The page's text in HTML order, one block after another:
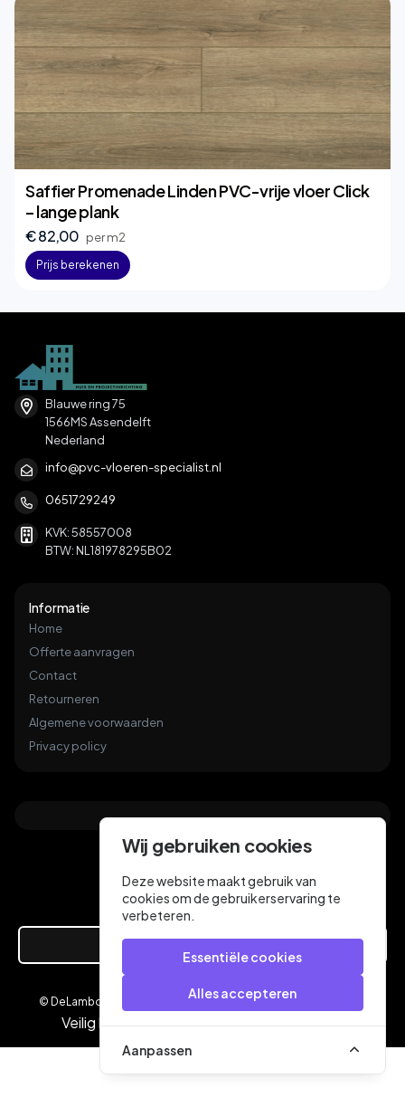
Saffier Promenade Linden PVC-vrije vloer Click
– lange plank
€ 82,00 per m2
Prijs berekenen
Blauwe ring 75
1566MS Assendelft
Nederland
info@pvc-vloeren-specialist.nl
0651729249
KVK: 58557008
BTW: NL181978295B02
Informatie
Home
Offerte aanvragen
Contact
Retourneren
Algemene voorwaarden
Privacy policy
Hier de overeenkomst ontbinden
© DeLamboyVloeren.nl 2026 een webshop van
Veilig betalen met
Wij gebruiken cookies
Deze website maakt gebruik van
cookies om de gebruikerservaring te
verbeteren.
Essentiële cookies
Alles accepteren
Aanpassen